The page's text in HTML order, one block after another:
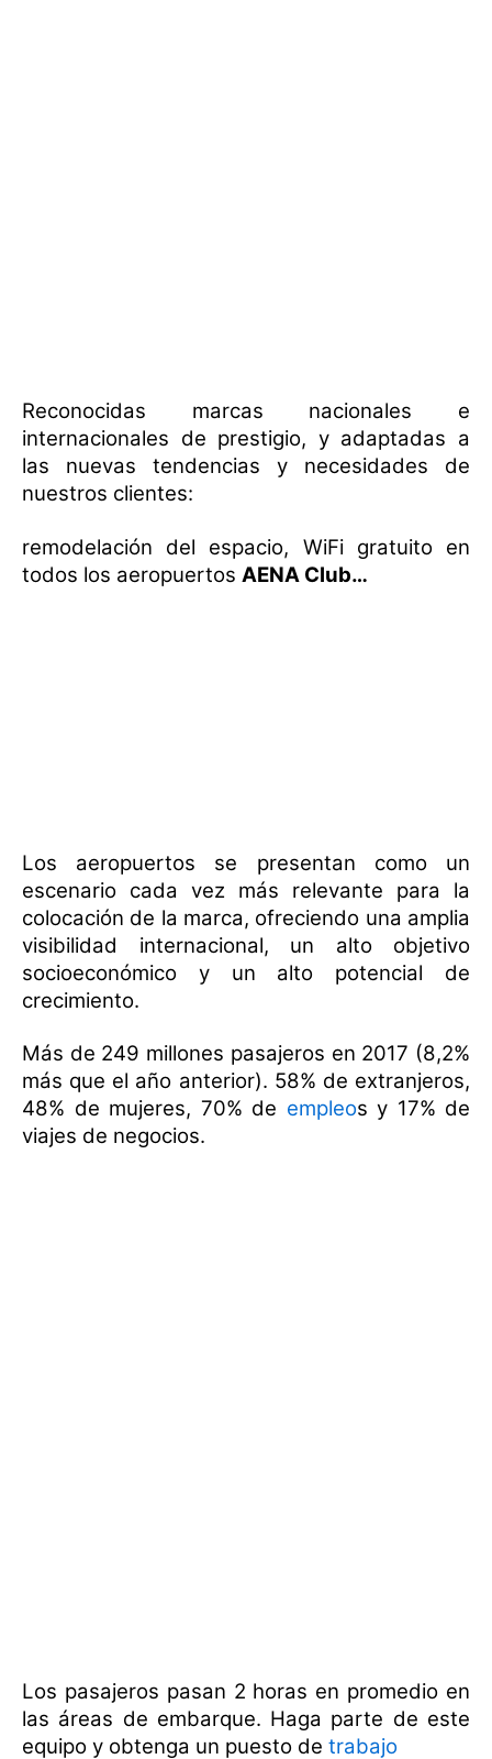
Reconocidas marcas nacionales e
internacionales de prestigio, y adaptadas a
las nuevas tendencias y necesidades de
nuestros clientes:
remodelación del espacio, WiFi gratuito en
todos los aeropuertos AENA Club…
Los aeropuertos se presentan como un
escenario cada vez más relevante para la
colocación de la marca, ofreciendo una amplia
visibilidad internacional, un alto objetivo
socioeconómico y un alto potencial de
crecimiento.
Más de 249 millones pasajeros en 2017 (8,2%
más que el año anterior). 58% de extranjeros,
48% de mujeres, 70% de empleos y 17% de
viajes de negocios.
Los pasajeros pasan 2 horas en promedio en
las áreas de embarque. Haga parte de este
equipo y obtenga un puesto de trabajo